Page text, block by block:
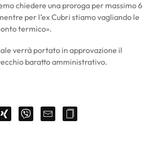
chiedere una proroga per massimo 6
per l’ex Cubri stiamo vagliando le
termico».
verrà portato in approvazione il
baratto amministrativo.